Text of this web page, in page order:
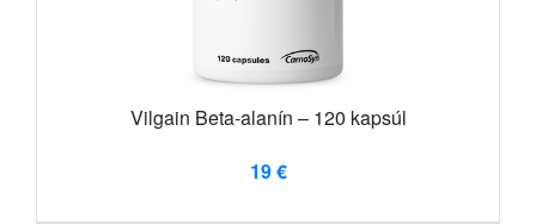
Vilgain Beta-alanín – 120 kapsúl
19 €